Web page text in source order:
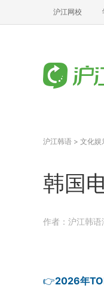
沪江网校
沪江韩语 > 文化娱
韩国
作者：沪江韩语
👉2026年